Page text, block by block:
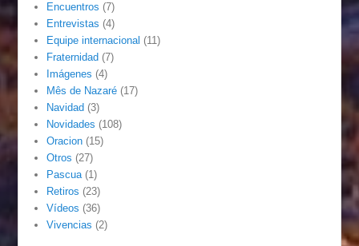
Encuentros (7)
Entrevistas (4)
Equipe internacional (11)
Fraternidad (7)
Imágenes (4)
Mês de Nazaré (17)
Navidad (3)
Novidades (108)
Oracion (15)
Otros (27)
Pascua(1)
Retiros (23)
Vídeos (36)
Vivencias (2)